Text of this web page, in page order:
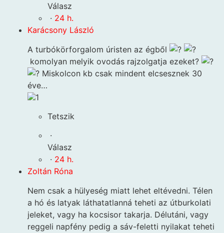
Válasz
· 24 h.
Karácsony László
A turbókörforgalom úristen az égből
komolyan melyik ovodás rajzolgatja ezeket?
Miskolcon kb csak mindent elcsesznek 30
éve…
1
Tetszik
·
Válasz
· 24 h.
Zoltán Róna
Nem csak a hülyeség miatt lehet eltévedni. Télen
a hó és latyak láthatatlanná teheti az útburkolati
jeleket, vagy ha kocsisor takarja. Délutáni, vagy
reggeli napfény pedig a sáv-feletti nyilakat teheti